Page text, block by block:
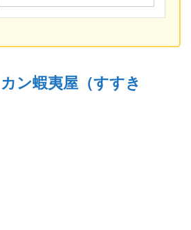
ン蝦夷屋（すすき